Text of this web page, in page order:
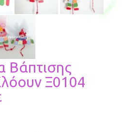
Βάπτισης
Ξ0104